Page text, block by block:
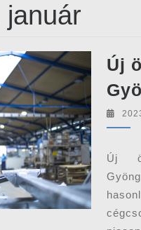
január
Új
Új